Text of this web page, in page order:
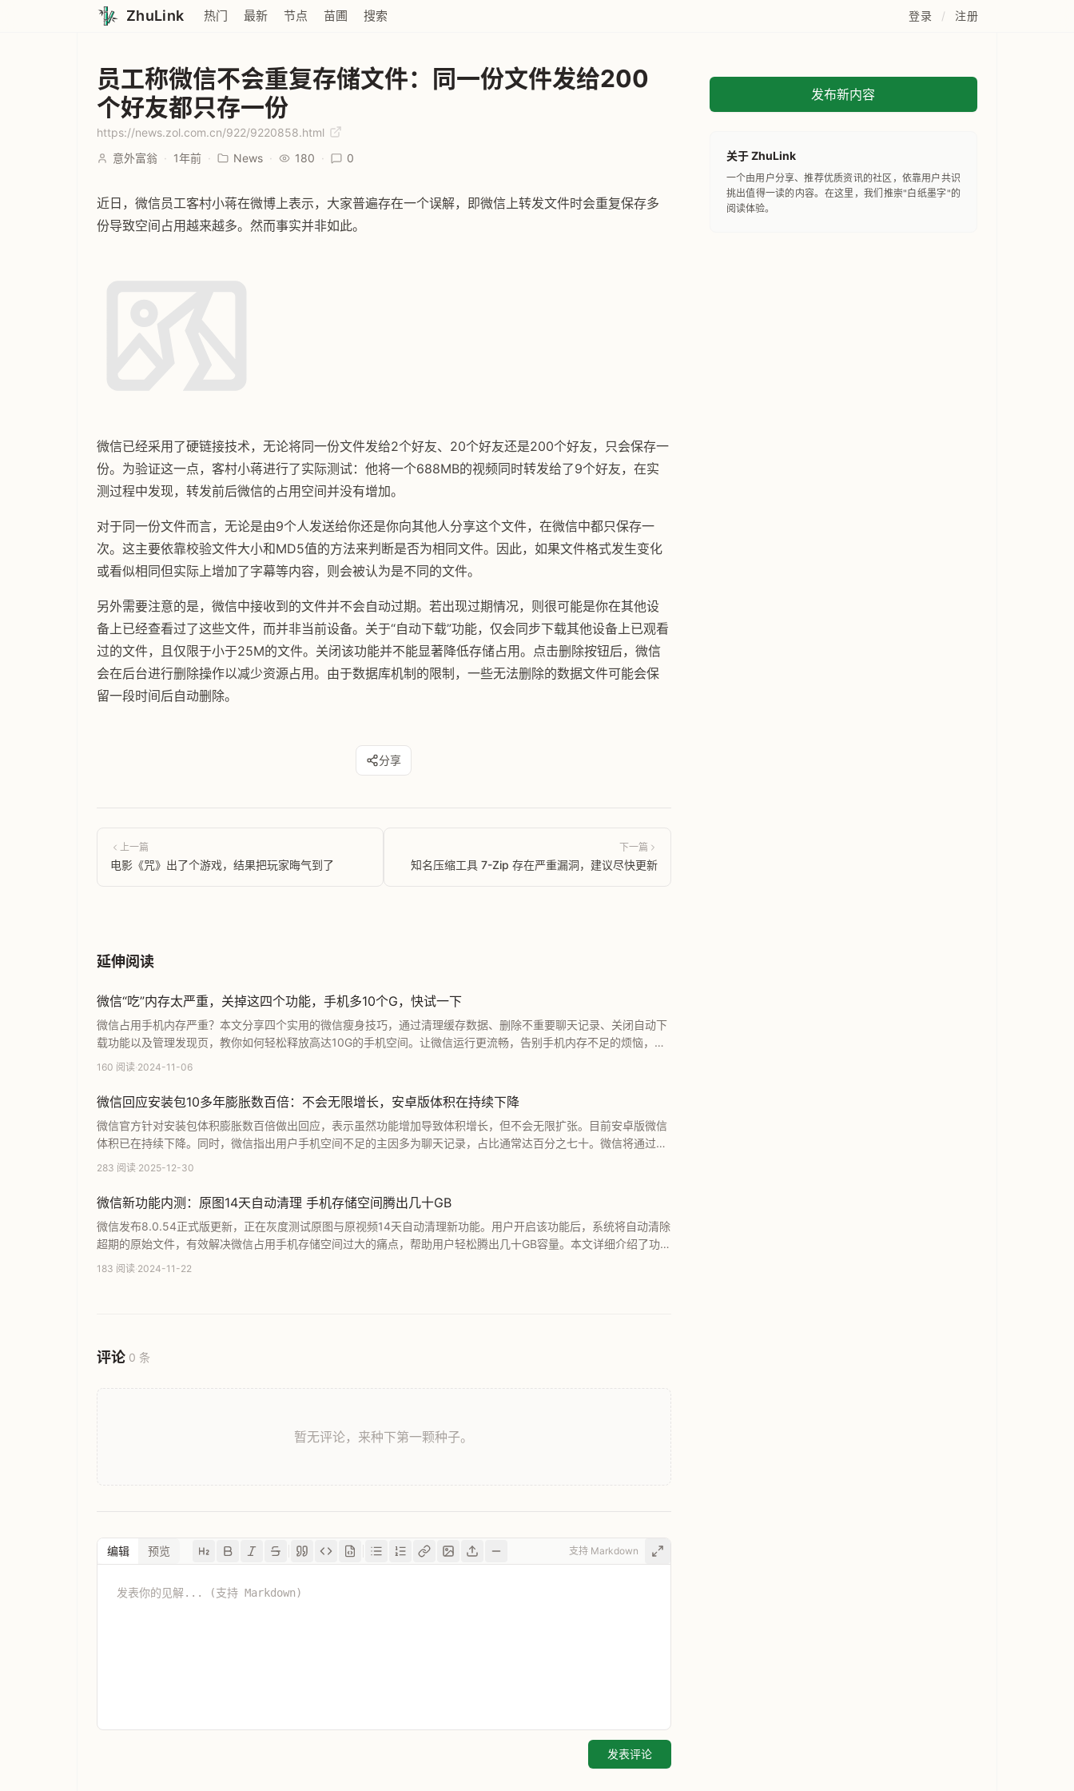
ZhuLink 热门 最新 节点 苗圃 搜索 登录 / 注册
员工称微信不会重复存储文件：同一份文件发给200
个好友都只存一份
https://news.zol.com.cn/922/9220858.html
意外富翁 · 1年前 · News · 180 · 0
近日，微信员工客村小蒋在微博上表示，大家普遍存在一个误解，即微信上转发文件时会重复保存多
份导致空间占用越来越多。然而事实并非如此。
微信已经采用了硬链接技术，无论将同一份文件发给2个好友、20个好友还是200个好友，只会保存一
份。为验证这一点，客村小蒋进行了实际测试：他将一个688MB的视频同时转发给了9个好友，在实
测过程中发现，转发前后微信的占用空间并没有增加。
对于同一份文件而言，无论是由9个人发送给你还是你向其他人分享这个文件，在微信中都只保存一
次。这主要依靠校验文件大小和MD5值的方法来判断是否为相同文件。因此，如果文件格式发生变化
或看似相同但实际上增加了字幕等内容，则会被认为是不同的文件。
另外需要注意的是，微信中接收到的文件并不会自动过期。若出现过期情况，则很可能是你在其他设
备上已经查看过了这些文件，而并非当前设备。关于“自动下载”功能，仅会同步下载其他设备上已观看
过的文件，且仅限于小于25M的文件。关闭该功能并不能显著降低存储占用。点击删除按钮后，微信
会在后台进行删除操作以减少资源占用。由于数据库机制的限制，一些无法删除的数据文件可能会保
留一段时间后自动删除。
分享
上一篇
电影《咒》出了个游戏，结果把玩家晦气到了
下一篇
知名压缩工具 7-Zip 存在严重漏洞，建议尽快更新
延伸阅读
微信“吃”内存太严重，关掉这四个功能，手机多10个G，快试一下
微信占用手机内存严重？本文分享四个实用的微信瘦身技巧，通过清理缓存数据、删除不重要聊天记录、关闭自动下
载功能以及管理发现页，教你如何轻松释放高达10G的手机空间。让微信运行更流畅，告别手机内存不足的烦恼，快
来尝试这些高效的清理方法。
160 阅读·2024-11-06
微信回应安装包10多年膨胀数百倍：不会无限增长，安卓版体积在持续下降
微信官方针对安装包体积膨胀数百倍做出回应，表示虽然功能增加导致体积增长，但不会无限扩张。目前安卓版微信
体积已在持续下降。同时，微信指出用户手机空间不足的主因多为聊天记录，占比通常达百分之七十。微信将通过技
术优化持续改善用户体验，解决存储压力问题。
283 阅读·2025-12-30
微信新功能内测：原图14天自动清理 手机存储空间腾出几十GB
微信发布8.0.54正式版更新，正在灰度测试原图与原视频14天自动清理新功能。用户开启该功能后，系统将自动清除
超期的原始文件，有效解决微信占用手机存储空间过大的痛点，帮助用户轻松腾出几十GB容量。本文详细介绍了功
能开启路径及其实际应用价值。
183 阅读·2024-11-22
评论 0 条
暂无评论，来种下第一颗种子。
编辑 预览 支持 Markdown
发表评论
发布新内容
关于 ZhuLink
一个由用户分享、推荐优质资讯的社区，依靠用户共识
挑出值得一读的内容。在这里，我们推崇"白纸墨字"的
阅读体验。